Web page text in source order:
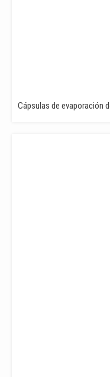
Cápsulas de evaporación